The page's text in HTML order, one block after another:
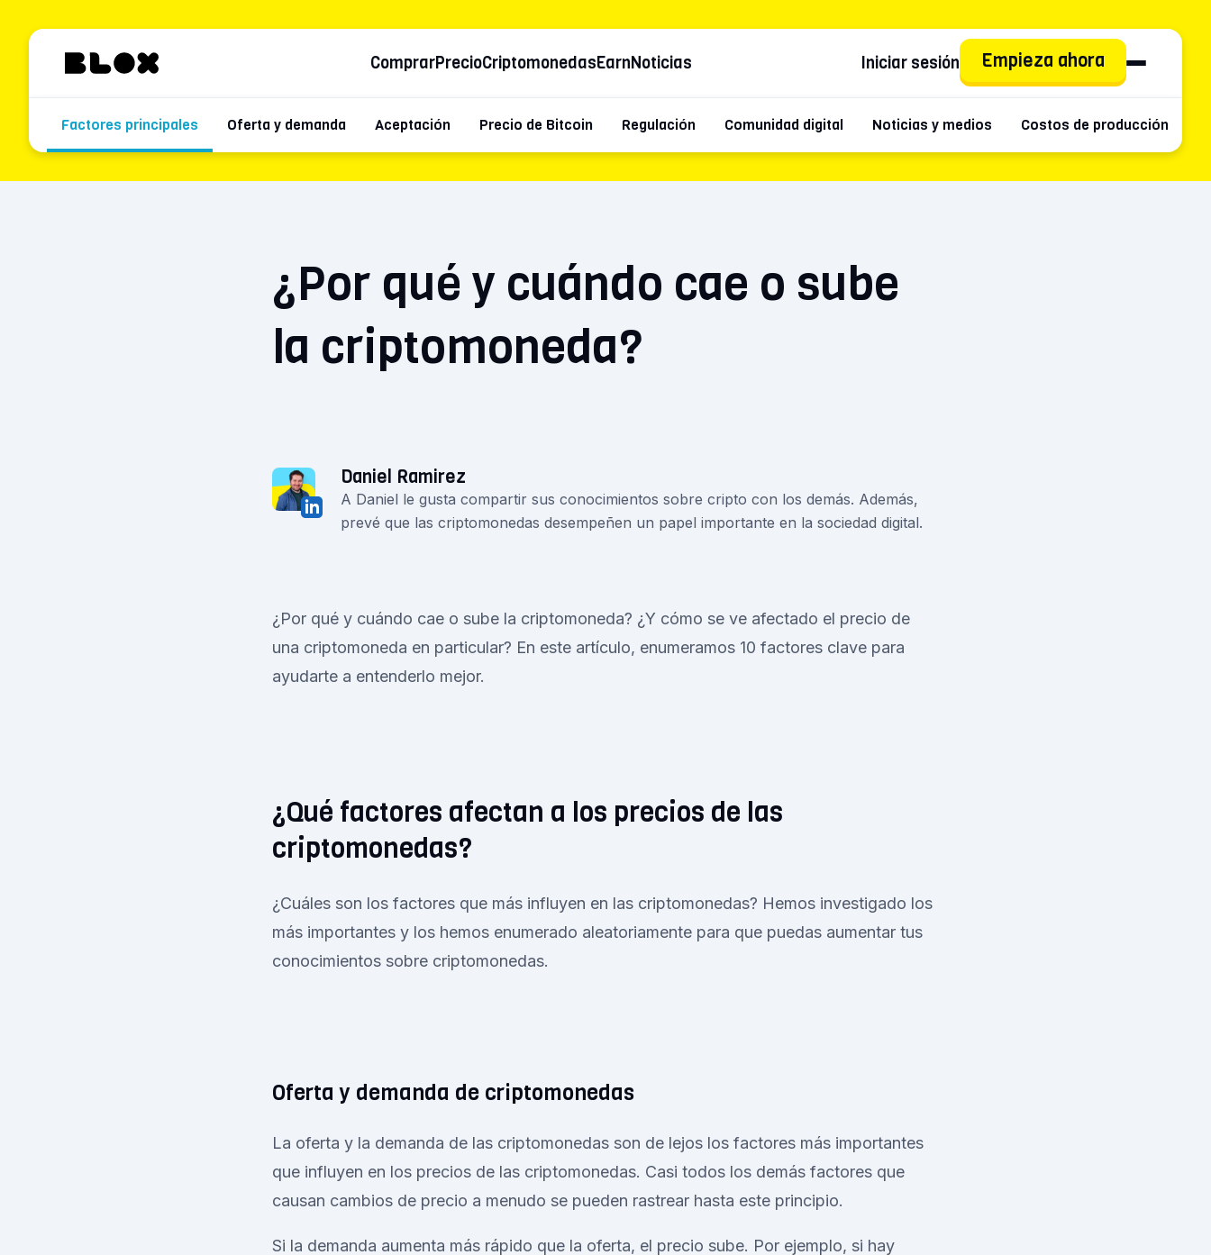
ComprarPrecioCriptomonedasEarnNoticias Iniciar sesión Empieza ahora
Factores principales Oferta y demanda Aceptación Precio de Bitcoin Regulación Comunidad digital Noticias y medios Costos de producción
¿Por qué y cuándo cae o sube
la criptomoneda?
Daniel Ramirez
A Daniel le gusta compartir sus conocimientos sobre cripto con los demás. Además,
prevé que las criptomonedas desempeñen un papel importante en la sociedad digital.
¿Por qué y cuándo cae o sube la criptomoneda? ¿Y cómo se ve afectado el precio de
una criptomoneda en particular? En este artículo, enumeramos 10 factores clave para
ayudarte a entenderlo mejor.
¿Qué factores afectan a los precios de las
criptomonedas?
¿Cuáles son los factores que más influyen en las criptomonedas? Hemos investigado los
más importantes y los hemos enumerado aleatoriamente para que puedas aumentar tus
conocimientos sobre criptomonedas.
Oferta y demanda de criptomonedas
La oferta y la demanda de las criptomonedas son de lejos los factores más importantes
que influyen en los precios de las criptomonedas. Casi todos los demás factores que
causan cambios de precio a menudo se pueden rastrear hasta este principio.
Si la demanda aumenta más rápido que la oferta, el precio sube. Por ejemplo, si hay